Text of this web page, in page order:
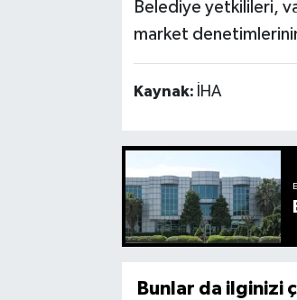
Belediye yetkilileri,
market
Kaynak: İHA
Bunlar da ilginizi